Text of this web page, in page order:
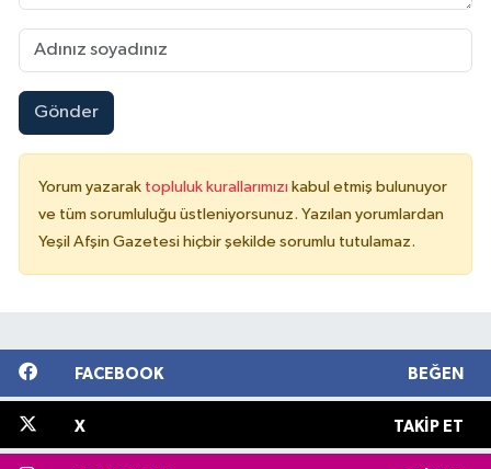
Gönder
Yorum yazarak topluluk kurallarımızı kabul etmiş bulunuyor
ve tüm sorumluluğu üstleniyorsunuz. Yazılan yorumlardan
Yeşil Afşin Gazetesi hiçbir şekilde sorumlu tutulamaz.
FACEBOOK BEĞEN
X TAKIP ET